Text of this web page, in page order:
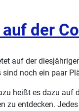
der
auf der
sind noch ein paar
heißt es dazu auf
zu entdecken.